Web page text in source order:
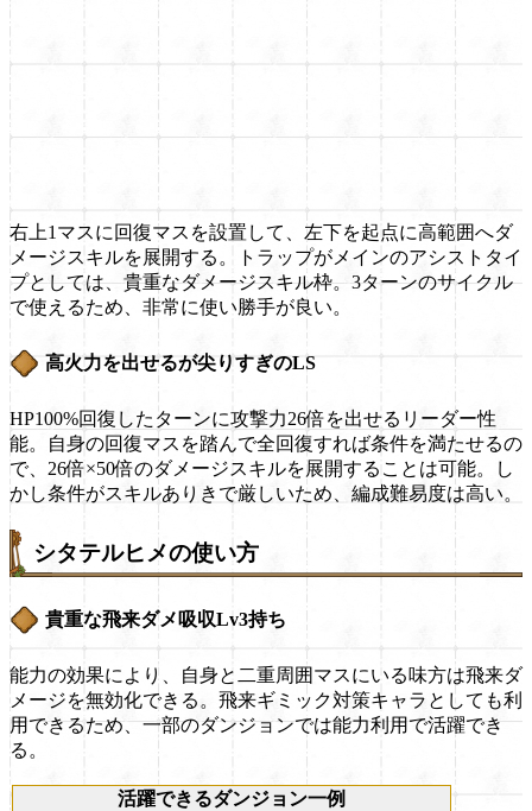
右上1マスに回復マスを設置して、左下を起点に高範囲へダ
メージスキルを展開する。トラップがメインのアシストタイ
プとしては、貴重なダメージスキル枠。3ターンのサイクル
で使えるため、非常に使い勝手が良い。
高火力を出せるが尖りすぎのLS
HP100%回復したターンに攻撃力26倍を出せるリーダー性
能。自身の回復マスを踏んで全回復すれば条件を満たせるの
で、26倍×50倍のダメージスキルを展開することは可能。し
かし条件がスキルありきで厳しいため、編成難易度は高い。
シタテルヒメの使い方
貴重な飛来ダメ吸収Lv3持ち
能力の効果により、自身と二重周囲マスにいる味方は飛来ダ
メージを無効化できる。飛来ギミック対策キャラとしても利
用できるため、一部のダンジョンでは能力利用で活躍でき
る。
活躍できるダンジョン一例